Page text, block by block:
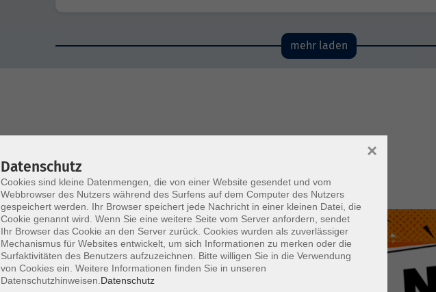
mehr laden
Datenschutz
Cookies sind kleine Datenmengen, die von einer Website gesendet und vom
Webbrowser des Nutzers während des Surfens auf dem Computer des Nutzers
gespeichert werden. Ihr Browser speichert jede Nachricht in einer kleinen Datei, die
Cookie genannt wird. Wenn Sie eine weitere Seite vom Server anfordern, sendet
Ihr Browser das Cookie an den Server zurück. Cookies wurden als zuverlässiger
Mechanismus für Websites entwickelt, um sich Informationen zu merken oder die
Surfaktivitäten des Benutzers aufzuzeichnen. Bitte willigen Sie in die Verwendung
von Cookies ein. Weitere Informationen finden Sie in unseren
Datenschutzhinweisen. Datenschutz
×